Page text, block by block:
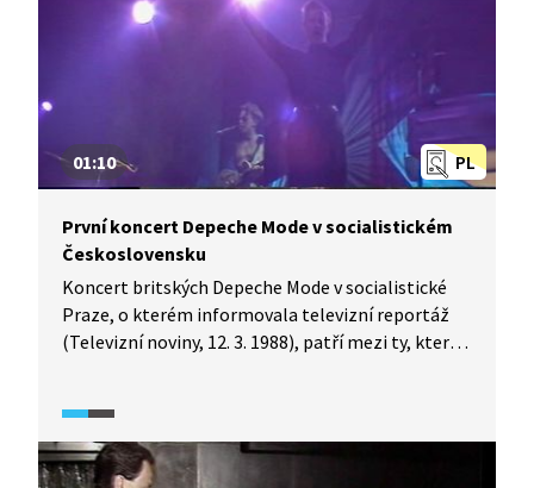
PL
01:10
První koncert Depeche Mode v socialistickém
Československu
Koncert britských Depeche Mode v socialistické
Praze, o kterém informovala televizní reportáž
(Televizní noviny, 12. 3. 1988), patří mezi ty, které
tisíc, na Pragokoncert přišlo devadesát tisíc
žádostí. Celkově se na koncert chtělo dostat přes
čtvrt milionu lidí. V Československu byli Depeche